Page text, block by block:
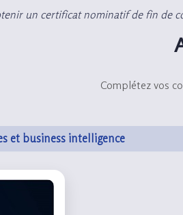
un certificat nominatif de fin de
Complétez vos
et business intelligence